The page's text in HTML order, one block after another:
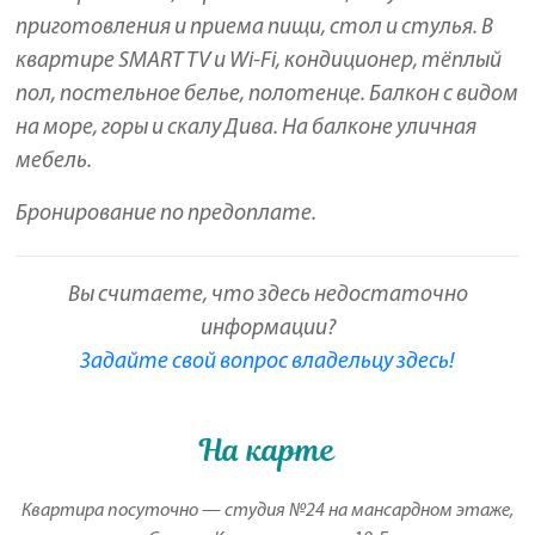
приготовления и приема пищи, стол и стулья. В
квартире SMART TV и Wi-Fi, кондиционер, тёплый
пол, постельное белье, полотенце. Балкон с видом
на море, горы и скалу Дива. На балконе уличная
мебель.
Бронирование по предоплате.
Вы считаете, что здесь недостаточно
информации?
Задайте свой вопрос владельцу здесь!
На карте
Квартира посуточно — студия №24 на мансардном этаже,